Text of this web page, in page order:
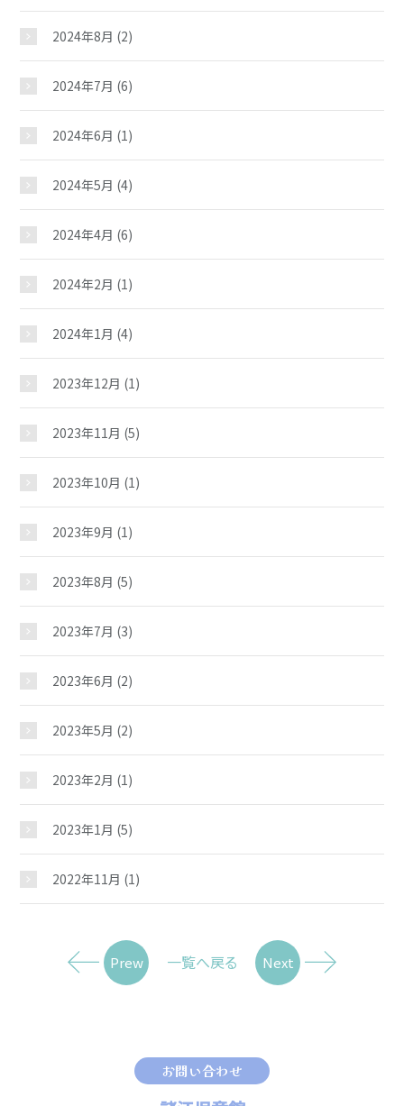
諸江児童館
おしらせ
イベント
スケジュール
施設紹介
ギャラリー
夢ステーション
児童クラブ
2024年8月 (2)
2024年7月 (6)
2024年6月 (1)
2024年5月 (4)
2024年4月 (6)
2024年2月 (1)
2024年1月 (4)
2023年12月 (1)
2023年11月 (5)
2023年10月 (1)
2023年9月 (1)
2023年8月 (5)
2023年7月 (3)
2023年6月 (2)
2023年5月 (2)
2023年2月 (1)
2023年1月 (5)
2022年11月 (1)
Prew 一覧へ戻る Next
お問い合わせ